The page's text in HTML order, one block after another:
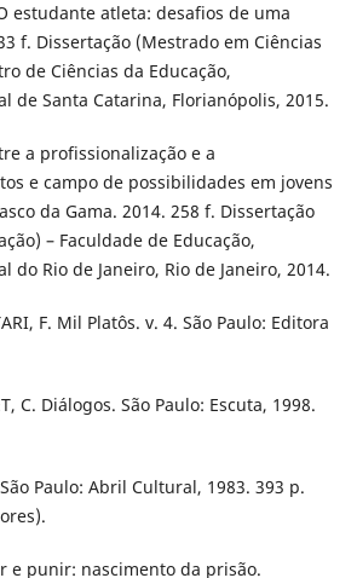
estudante atleta: desafios de uma
f. Dissertação (Mestrado em Ciências
de Ciências da Educação,
de Santa Catarina, Florianópolis, 2015.
a profissionalização e a
e campo de possibilidades em jovens
da Gama. 2014. 258 f. Dissertação
– Faculdade de Educação,
do Rio de Janeiro, Rio de Janeiro, 2014.
F. Mil Platôs. v. 4. São Paulo: Editora
C. Diálogos. São Paulo: Escuta, 1998.
São Paulo: Abril Cultural, 1983. 393 p.
e punir: nascimento da prisão.